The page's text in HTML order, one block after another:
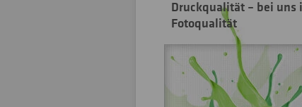
Druckqualität – bei uns
Fotoqualität